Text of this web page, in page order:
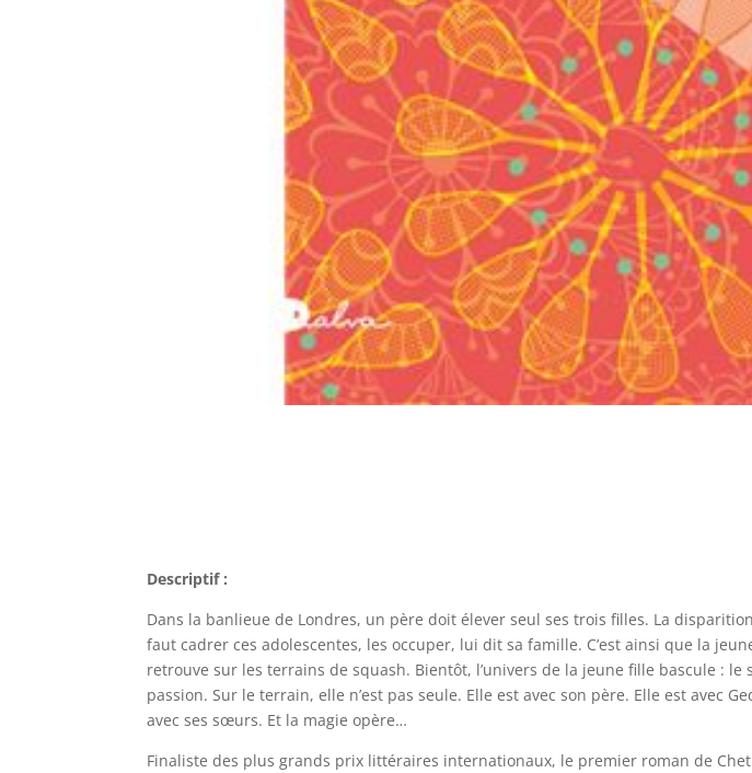
Descriptif :
Dans la banlieue de Londres, un père doit élever seul ses trois filles. La
faut cadrer ces adolescentes, les occuper, lui dit sa famille. C’est ainsi que la
retrouve sur les terrains de squash. Bientôt, l’univers de la jeune fille bascule :
passion. Sur le terrain, elle n’est pas seule. Elle est avec son père. Elle est avec
avec ses sœurs. Et la magie opère…
Finaliste des plus grands prix littéraires internationaux, le premier roman de